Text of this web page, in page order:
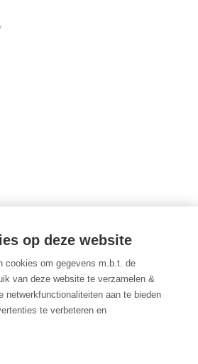
zetel
Daarom.
op deze website
cookies om gegevens m.b.t. de
van deze website te verzamelen &
netwerkfunctionaliteiten aan te bieden
te verbeteren en